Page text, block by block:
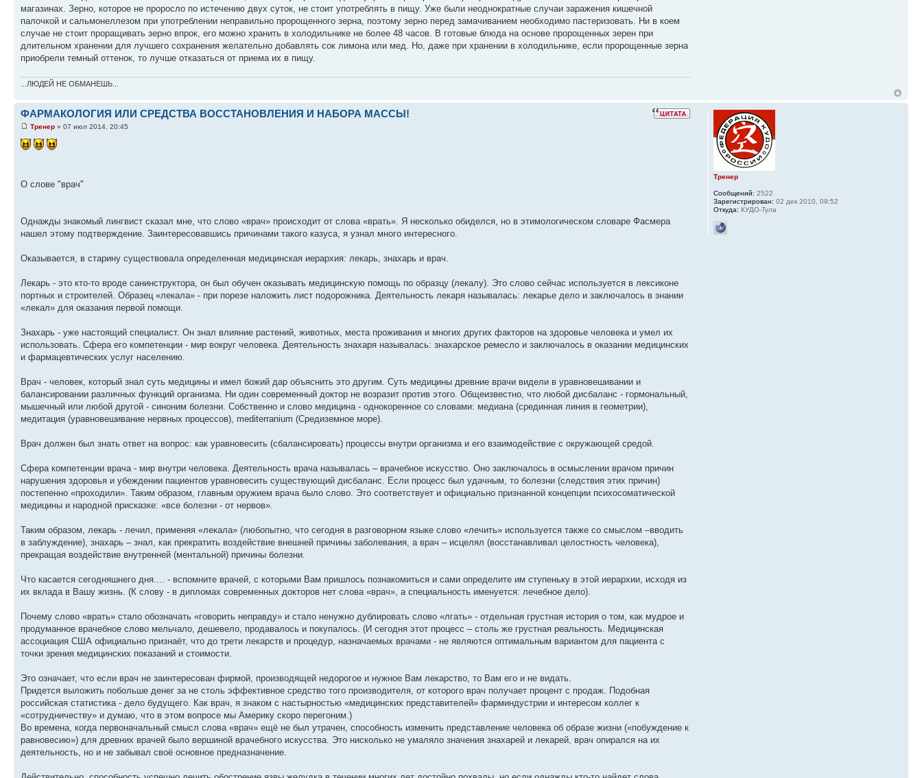
магазинах. Зерно, которое не проросло по истечению двух суток, не стоит употреблять в пищу. Уже были неоднократные случаи заражения кишечной
палочкой и сальмонеллезом при употреблении неправильно пророщенного зерна, поэтому зерно перед замачиванием необходимо пастеризовать. Ни в коем
случае не стоит проращивать зерно впрок, его можно хранить в холодильнике не более 48 часов. В готовые блюда на основе пророщенных зерен при
длительном хранении для лучшего сохранения желательно добавлять сок лимона или мед. Но, даже при хранении в холодильнике, если пророщенные зерна
приобрели темный оттенок, то лучше отказаться от приема их в пищу.
...ЛЮДЕЙ НЕ ОБМАНЕШЬ...
ФАРМАКОЛОГИЯ ИЛИ СРЕДСТВА ВОССТАНОВЛЕНИЯ И НАБОРА МАССЫ!
Тренер » 07 июл 2014, 20:45
О слове "врач"
Однажды знакомый лингвист сказал мне, что слово «врач» происходит от слова «врать». Я несколько обиделся, но в этимологическом словаре Фасмера
нашел этому подтверждение. Заинтересовавшись причинами такого казуса, я узнал много интересного.
Оказывается, в старину существовала определенная медицинская иерархия: лекарь, знахарь и врач.
Лекарь - это кто-то вроде санинструктора, он был обучен оказывать медицинскую помощь по образцу (лекалу). Это слово сейчас используется в лексиконе
портных и строителей. Образец «лекала» - при порезе наложить лист подорожника. Деятельность лекаря называлась: лекарье дело и заключалось в знании
«лекал» для оказания первой помощи.
Знахарь - уже настоящий специалист. Он знал влияние растений, животных, места проживания и многих других факторов на здоровье человека и умел их
использовать. Сфера его компетенции - мир вокруг человека. Деятельность знахаря называлась: знахарское ремесло и заключалось в оказании медицинских
и фармацевтических услуг населению.
Врач - человек, который знал суть медицины и имел божий дар объяснить это другим. Суть медицины древние врачи видели в уравновешивании и
балансировании различных функций организма. Ни один современный доктор не возразит против этого. Общеизвестно, что любой дисбаланс - гормональный,
мышечный или любой другой - синоним болезни. Собственно и слово медицина - однокоренное со словами: медиана (срединная линия в геометрии),
медитация (уравновешивание нервных процессов), mеditerranium (Средиземное море).
Врач должен был знать ответ на вопрос: как уравновесить (сбалансировать) процессы внутри организма и его взаимодействие с окружающей средой.
Сфера компетенции врача - мир внутри человека. Деятельность врача называлась – врачебное искусство. Оно заключалось в осмыслении врачом причин
нарушения здоровья и убеждении пациентов уравновесить существующий дисбаланс. Если процесс был удачным, то болезни (следствия этих причин)
постепенно «проходили». Таким образом, главным оружием врача было слово. Это соответствует и официально признанной концепции психосоматической
медицины и народной присказке: «все болезни - от нервов».
Таким образом, лекарь - лечил, применяя «лекала» (любопытно, что сегодня в разговорном языке слово «лечить» используется также со смыслом –вводить
в заблуждение), знахарь – знал, как прекратить воздействие внешней причины заболевания, а врач – исцелял (восстанавливал целостность человека),
прекращая воздействие внутренней (ментальной) причины болезни.
Что касается сегодняшнего дня.... - вспомните врачей, с которыми Вам пришлось познакомиться и сами определите им ступеньку в этой иерархии, исходя из
их вклада в Вашу жизнь. (К слову - в дипломах современных докторов нет слова «врач», а специальность именуется: лечебное дело).
Почему слово «врать» стало обозначать «говорить неправду» и стало ненужно дублировать слово «лгать» - отдельная грустная история о том, как мудрое и
продуманное врачебное слово мельчало, дешевело, продавалось и покупалось. (И сегодня этот процесс – столь же грустная реальность. Медицинская
ассоциация США официально признаёт, что до трети лекарств и процедур, назначаемых врачами - не являются оптимальным вариантом для пациента с
точки зрения медицинских показаний и стоимости.
Это означает, что если врач не заинтересован фирмой, производящей недорогое и нужное Вам лекарство, то Вам его и не видать.
Придется выложить побольше денег за не столь эффективное средство того производителя, от которого врач получает процент с продаж. Подобная
российская статистика - дело будущего. Как врач, я знаком с настырностью «медицинских представителей» фарминдустрии и интересом коллег к
«сотрудничеству» и думаю, что в этом вопросе мы Америку скоро перегоним.)
Во времена, когда первоначальный смысл слова «врач» ещё не был утрачен, способность изменить представление человека об образе жизни («побуждение к
равновесию») для древних врачей было вершиной врачебного искусства. Это нисколько не умаляло значения знахарей и лекарей, врач опирался на их
деятельность, но и не забывал своё основное предназначение.
Тренер
Сообщений: 2522
Зарегистрирован: 02 дек 2010, 09:52
Откуда: КУДО-Тула